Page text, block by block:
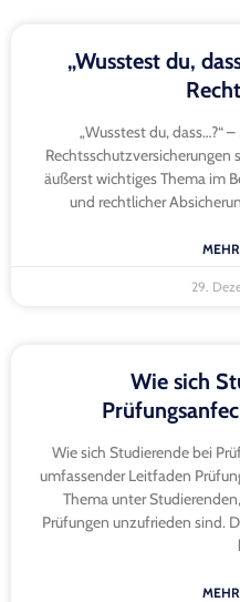
„Wusstest du,
„Wusstest du, dass…?“
Rechtsschutzversicherungen
äußerst wichtiges Thema im
und rechtlicher
29.
Wie sich
Wie sich Studierende bei
umfassender Leitfaden
Thema unter
Prüfungen unzufrieden sind.